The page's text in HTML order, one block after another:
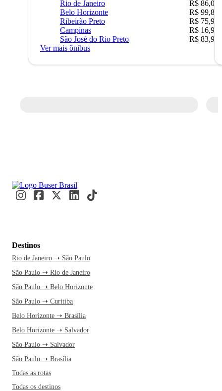
Rio de Janeiro
R$ 86,00
Belo Horizonte
R$ 99,89
Ribeirão Preto
R$ 75,90
Campinas
R$ 16,90
São José do Rio Preto
R$ 83,90
Ver mais ônibus
Destinos
Rio de Janeiro ➝ São Paulo
São Paulo ➝ Rio de Janeiro
São Paulo ➝ Belo Horizonte
São Paulo ➝ Curitiba
Belo Horizonte ➝ Brasília
Belo Horizonte ➝ Salvador
São Paulo ➝ Salvador
São Paulo ➝ Brasília
Todas as rotas
Todas os destinos